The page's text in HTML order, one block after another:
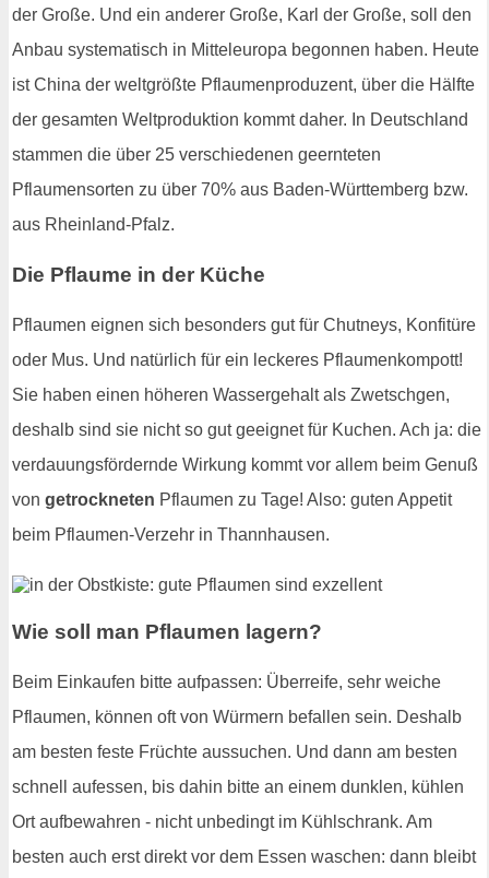
der Große. Und ein anderer Große, Karl der Große, soll den
Anbau systematisch in Mitteleuropa begonnen haben. Heute
ist China der weltgrößte Pflaumenproduzent, über die Hälfte
der gesamten Weltproduktion kommt daher. In Deutschland
stammen die über 25 verschiedenen geernteten
Pflaumensorten zu über 70% aus Baden-Württemberg bzw.
aus Rheinland-Pfalz.
Die Pflaume in der Küche
Pflaumen eignen sich besonders gut für Chutneys, Konfitüre
oder Mus. Und natürlich für ein leckeres Pflaumenkompott!
Sie haben einen höheren Wassergehalt als Zwetschgen,
deshalb sind sie nicht so gut geeignet für Kuchen. Ach ja: die
verdauungsfördernde Wirkung kommt vor allem beim Genuß
von getrockneten Pflaumen zu Tage! Also: guten Appetit
beim Pflaumen-Verzehr in Thannhausen.
Wie soll man Pflaumen lagern?
Beim Einkaufen bitte aufpassen: Überreife, sehr weiche
Pflaumen, können oft von Würmern befallen sein. Deshalb
am besten feste Früchte aussuchen. Und dann am besten
schnell aufessen, bis dahin bitte an einem dunklen, kühlen
Ort aufbewahren - nicht unbedingt im Kühlschrank. Am
besten auch erst direkt vor dem Essen waschen: dann bleibt